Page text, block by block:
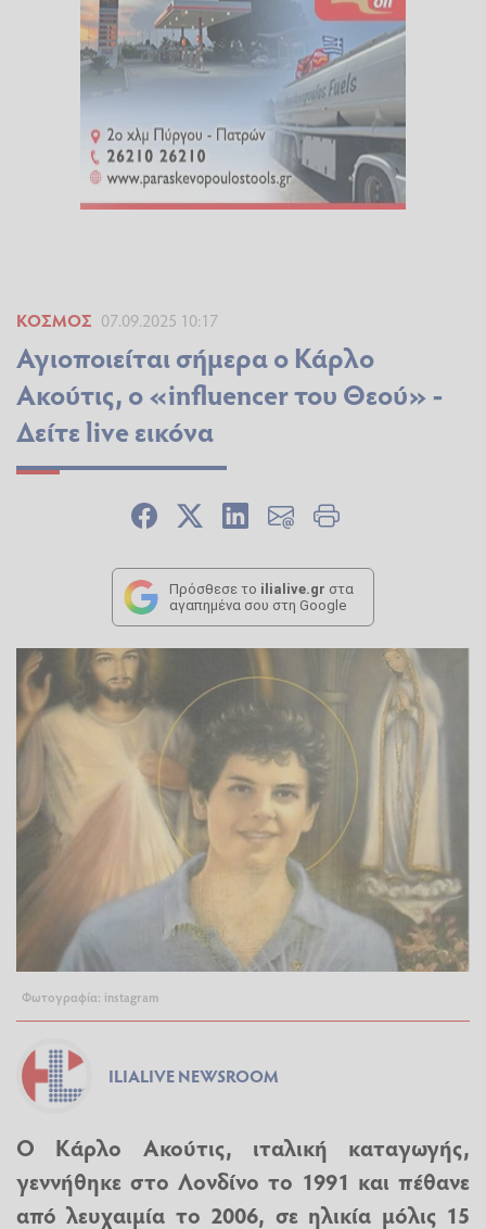
ΚΌΣΜΟΣ 07.09.2025 10:17
Αγιοποιείται σήμερα ο Κάρλο
Ακούτις, ο «influencer του Θεού» -
Δείτε live εικόνα
Πρόσθεσε το ilialive.gr στα
αγαπημένα σου στη Google
Φωτογραφία: instagram
ILIALIVE NEWSROOM
Ο Κάρλο Ακούτις, ιταλική καταγωγής,
γεννήθηκε στο Λονδίνο το 1991 και πέθανε
από λευχαιμία το 2006, σε ηλικία μόλις 15